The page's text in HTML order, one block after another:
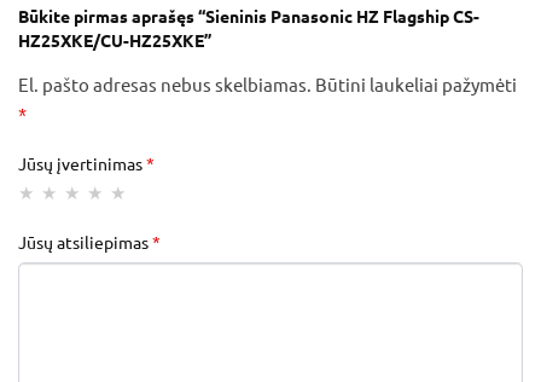
Būkite pirmas aprašęs “Sieninis Panasonic HZ Flagship CS-
HZ25XKE/CU-HZ25XKE”
El. pašto adresas nebus skelbiamas. Būtini laukeliai pažymėti
*
Jūsų įvertinimas*
Jūsų atsiliepimas*